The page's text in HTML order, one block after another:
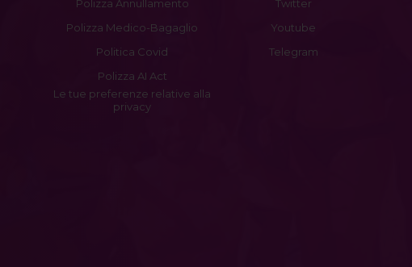
Polizza Annullamento
Polizza Medico-Bagaglio
Politica Covid
Polizza AI Act
Le tue preferenze relative alla
privacy
Twitter
Youtube
Telegram